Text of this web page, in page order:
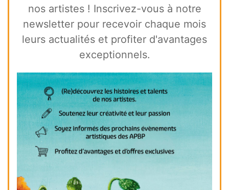
nos artistes ! Inscrivez-vous à notre
newsletter pour recevoir chaque mois
leurs actualités et profiter d'avantages
exceptionnels.